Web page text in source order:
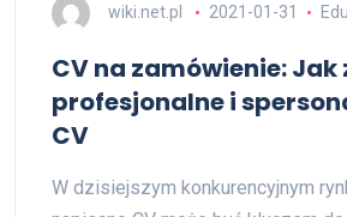
wiki.net.pl 2021-01-31
CV na zamówienie:
profesjonalne i
CV
W dzisiejszym konkurencyjnym